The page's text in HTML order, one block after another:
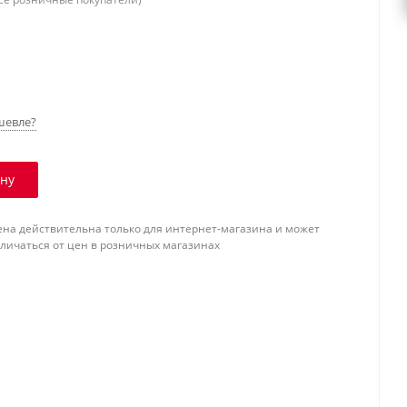
действительна только для интернет-магазина и может
от цен в розничных магазинах